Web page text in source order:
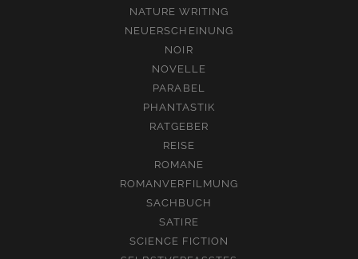
NATURE WRITING
NEUERSCHEINUNG
NOIR
NOVELLE
PARABEL
PHANTASTIK
RATGEBER
REISE
ROMANE
ROMANVERFILMUNG
SACHBUCH
SATIRE
SCIENCE FICTION